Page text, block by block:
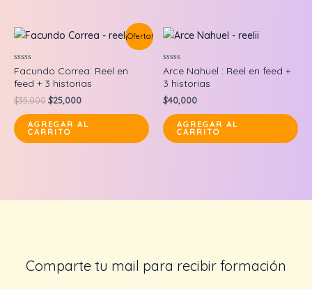
¡Oferta!
Valorado
en
0
de
5
Facundo Correa: Reel en
feed + 3 historias
$35,000Original
was:
$35,000.
$25,000Current
is:
AGREGAR AL
CARRITO
Valorado
en
0
de
5
Arce Nahuel : Reel en feed +
3 historias
$40,000
AGREGAR AL
CARRITO
Comparte tu mail para recibir formación